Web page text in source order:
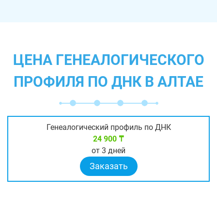
ЦЕНА ГЕНЕАЛОГИЧЕСКОГО
ПРОФИЛЯ ПО ДНК В АЛТАЕ
Генеалогический профиль по ДНК
24 900 ₸
от 3 дней
Заказать